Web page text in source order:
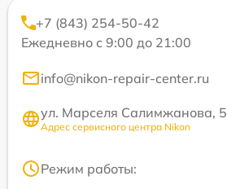
+7 (843) 254-50-42
Ежедневно с 9:00 до 21:00
info@nikon-repair-center.ru
ул. Марселя Салимжанова, 5
Адрес сервисного центра Nikon
Режим работы: